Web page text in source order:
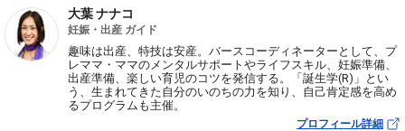
大葉 ナナコ
妊娠・出産 ガイド
趣味は出産、特技は安産。バースコーディネーターとして、プ
レママ・ママのメンタルサポートやライフスキル、妊娠準備、
出産準備、楽しい育児のコツを発信する。「誕生学(R)」とい
う、生まれてきた自分のいのちの力を知り、自己肯定感を高め
るプログラムも主催。
プロフィール詳細